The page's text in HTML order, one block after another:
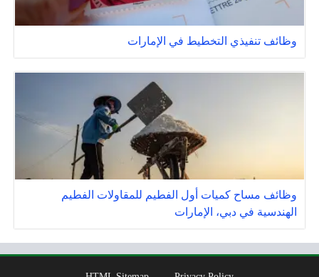
وظائف تنفيذي التخطيط في الإمارات
وظائف مساح كميات أول الفطيم للمقاولات الفطيم
الهندسية في دبي، الإمارات